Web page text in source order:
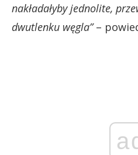
nakładałyby jednolite,
dwutlenku węgla”–